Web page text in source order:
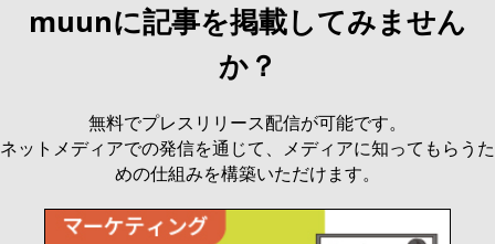
muunに記事を掲載してみません
か？
無料でプレスリリース配信が可能です。
ネットメディアでの発信を通じて、メディアに知ってもらうた
めの仕組みを構築いただけます。